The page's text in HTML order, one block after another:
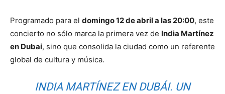
Programado para el domingo 12 de abril a las 20:00, este
concierto no sólo marca la primera vez de India Martínez
en Dubai, sino que consolida la ciudad como un referente
global de cultura y música.
INDIA MARTÍNEZ EN DUBÁI. UN